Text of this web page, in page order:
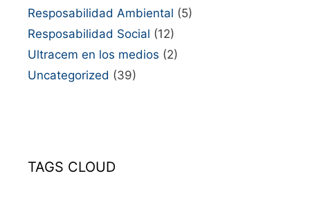
Resposabilidad Ambiental (5)
Resposabilidad Social (12)
Ultracem en los medios (2)
Uncategorized (39)
TAGS CLOUD